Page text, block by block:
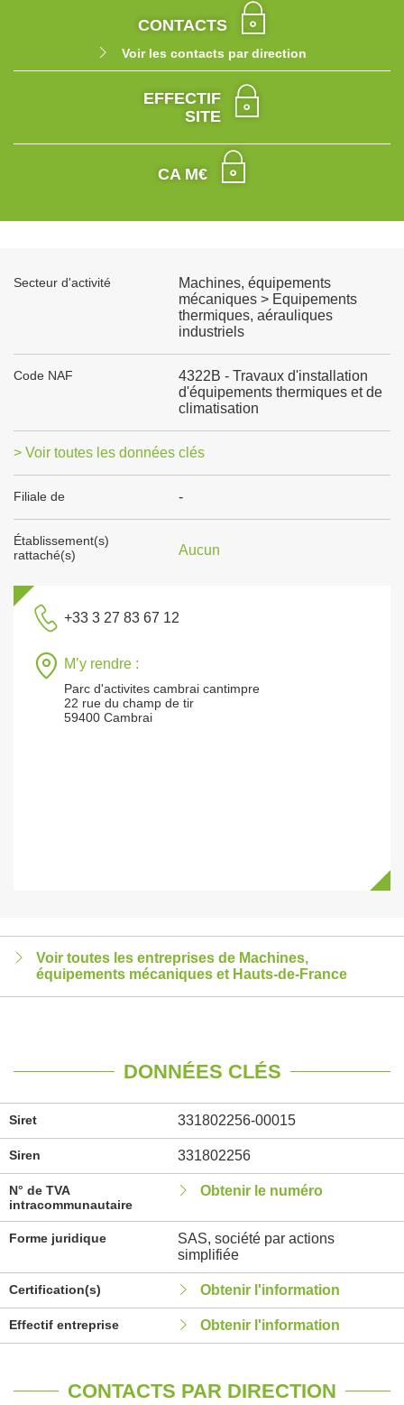
CONTACTS
Voir les contacts par direction
EFFECTIF
SITE
CA M€
Secteur d'activité
Machines, équipements
mécaniques > Equipements
thermiques, aérauliques
industriels
Code NAF
4322B - Travaux d'installation
d'équipements thermiques et de
climatisation
> Voir toutes les données clés
Filiale de -
Établissement(s)
rattaché(s)
Aucun
+33 3 27 83 67 12
M’y rendre :
Parc d'activites cambrai cantimpre
22 rue du champ de tir
59400 Cambrai
Voir toutes les entreprises de Machines,
équipements mécaniques et Hauts-de-France
DONNÉES CLÉS
Siret 331802256-00015
Siren 331802256
N° de TVA
intracommunautaire
Obtenir le numéro
Forme juridique
SAS, société par actions
simplifiée
Certification(s) Obtenir l'information
Effectif entreprise Obtenir l'information
CONTACTS PAR DIRECTION